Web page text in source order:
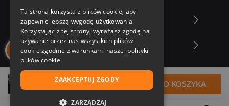
36,93 zł DO KOSZYKA
Nasza oferta
Nasi autorzy
Ta strona korzysta z plików cookie, aby
zapewnić lepszą wygodę użytkowania.
Korzystając z tej strony, wyrażasz zgodę na
używanie przez nas wszystkich plików
cookie zgodnie z warunkami naszej polityki
plików cookie.
ZAAKCEPTUJ ZGODY
ZARZĄDZAJ